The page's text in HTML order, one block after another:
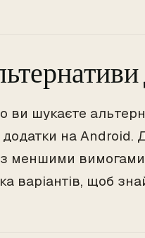
ви шукаєте
додатки на Android.
меншими
варіантів, щоб